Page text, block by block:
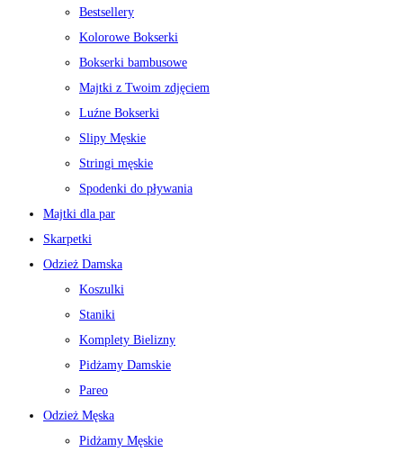
Bestsellery
Kolorowe Bokserki
Bokserki bambusowe
Majtki z Twoim zdjęciem
Luźne Bokserki
Slipy Męskie
Stringi męskie
Spodenki do pływania
Majtki dla par
Skarpetki
Odzież Damska
Koszulki
Staniki
Komplety Bielizny
Pidżamy Damskie
Pareo
Odzież Męska
Pidżamy Męskie